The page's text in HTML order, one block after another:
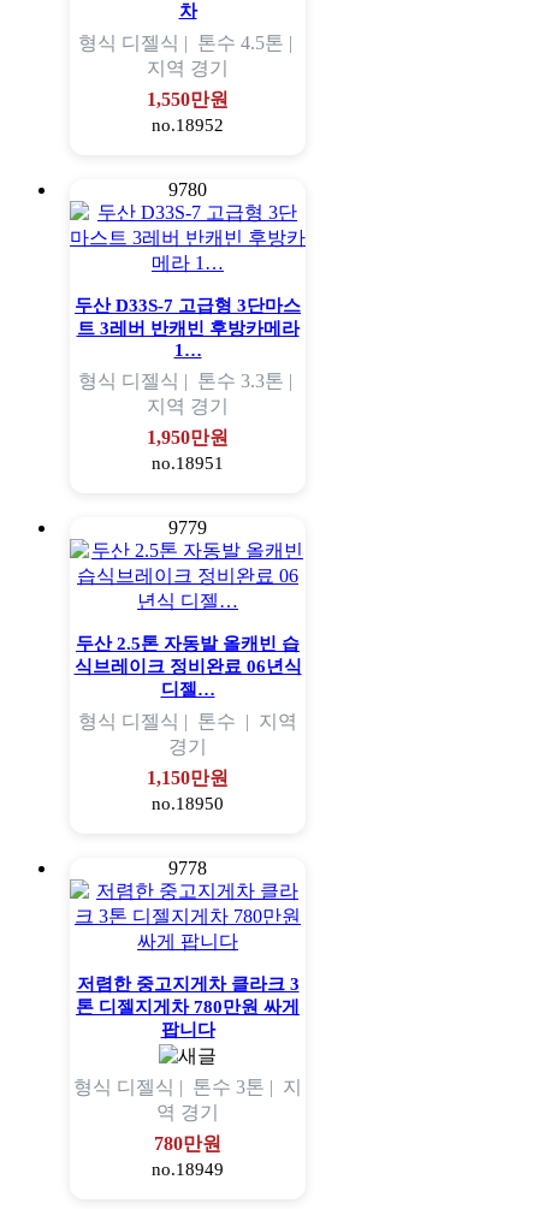
차
형식 디젤식 | 톤수 4.5톤 |
지역 경기
1,550만원
no.18952
9780
두산 D33S-7 고급형 3단마스
트 3레버 반캐빈 후방카메라
1…
형식 디젤식 | 톤수 3.3톤 |
지역 경기
1,950만원
no.18951
9779
두산 2.5톤 자동발 올캐빈 습
식브레이크 정비완료 06년식
디젤…
형식 디젤식 | 톤수 | 지역
경기
1,150만원
no.18950
9778
저렴한 중고지게차 클라크 3
톤 디젤지게차 780만원 싸게
팝니다
형식 디젤식 | 톤수 3톤 | 지
역 경기
780만원
no.18949